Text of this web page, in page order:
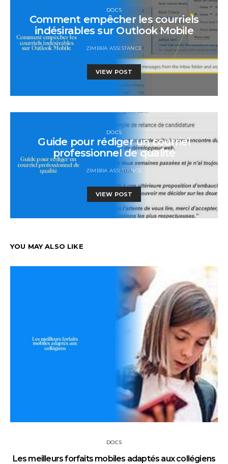
DOCS
Comment empêcher les courriels
indésirables sur Outlook Mobile
ZIMBRA ASSISTANCE
VIEW POST
DOCS
Guide pour rédiger un courriel
professionnel de qualité
ZIMBRA ASSISTANCE
VIEW POST
YOU MAY ALSO LIKE
DOCS
Les meilleurs forfaits mobiles adaptés aux collégiens